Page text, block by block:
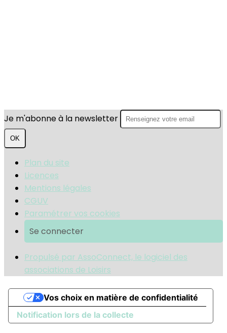
Je m'abonne à la newsletter
OK
Plan du site
Licences
Mentions légales
CGUV
Paramétrer vos cookies
Se connecter
Propulsé par AssoConnect, le logiciel des
associations de Loisirs
Notification lors de la collecte
Vos choix en matière de confidentialité